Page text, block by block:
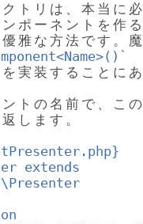
ク ト リ は 、 本 当 に 必
ン ポ ー ネ ン ト を 作 る
優 雅 な 方法 です 。
魔
を 実 装 す る こ と に あ
ン ト の名 前 で 、 こ の
返 し ま す 。
extends